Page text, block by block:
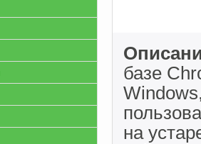
базе
на